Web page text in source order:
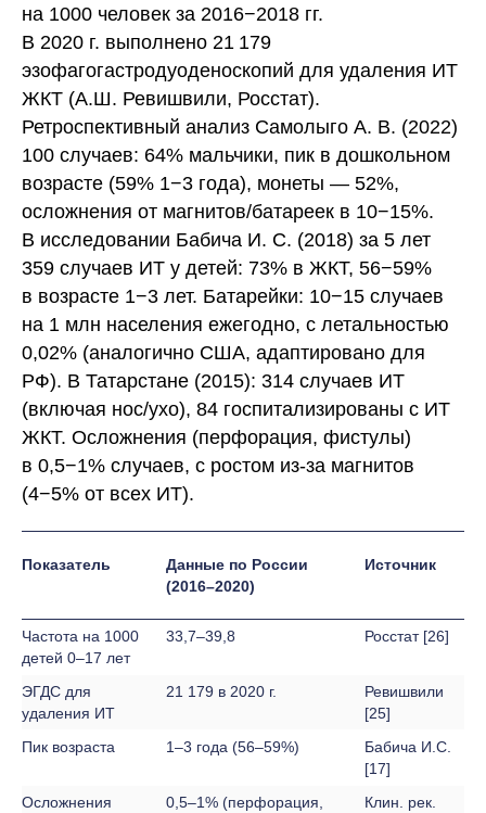
на 1000 человек за 2016−2018 гг.
В 2020 г. выполнено 21 179
эзофагогастродуоденоскопий для удаления ИТ
ЖКТ (А.Ш. Ревишвили, Росстат).
Ретроспективный анализ Самолыго А. В. (2022)
100 случаев: 64% мальчики, пик в дошкольном
возрасте (59% 1−3 года), монеты — 52%,
осложнения от магнитов/батареек в 10−15%.
В исследовании Бабича И. С. (2018) за 5 лет
359 случаев ИТ у детей: 73% в ЖКТ, 56−59%
в возрасте 1−3 лет. Батарейки: 10−15 случаев
на 1 млн населения ежегодно, с летальностью
0,02% (аналогично США, адаптировано для
РФ). В Татарстане (2015): 314 случаев ИТ
(включая нос/ухо), 84 госпитализированы с ИТ
ЖКТ. Осложнения (перфорация, фистулы)
в 0,5−1% случаев, с ростом из-за магнитов
(4−5% от всех ИТ).
Показатель
Данные по России
(2016–2020)
Источник
Частота на 1000
детей 0–17 лет
33,7–39,8 Росстат [26]
ЭГДС для
удаления ИТ
21 179 в 2020 г.
Ревишвили
[25]
Пик возраста
1–3 года (56–59%)
Бабича И.С.
[17]
Осложнения
0,5–1% (перфорация,
Клин. рек.